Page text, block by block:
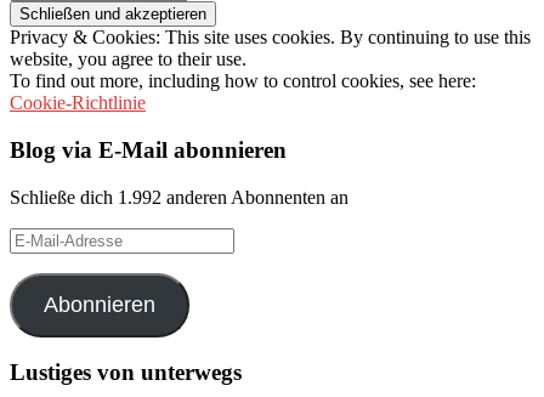
Privacy & Cookies: This site uses cookies. By continuing to use this
website, you agree to their use.
To find out more, including how to control cookies, see here:
Cookie-Richtlinie
Blog via E-Mail abonnieren
Schließe dich 1.992 anderen Abonnenten an
E-
Mail-
Adresse
Abonnieren
Lustiges von unterwegs